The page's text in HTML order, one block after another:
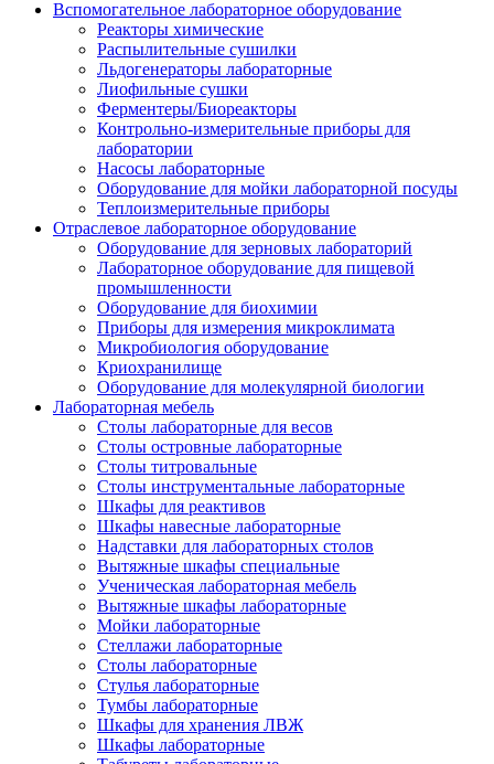
Вспомогательное лабораторное оборудование
Реакторы химические
Распылительные сушилки
Льдогенераторы лабораторные
Лиофильные сушки
Ферментеры/Биореакторы
Контрольно-измерительные приборы для
лаборатории
Насосы лабораторные
Оборудование для мойки лабораторной посуды
Теплоизмерительные приборы
Отраслевое лабораторное оборудование
Оборудование для зерновых лабораторий
Лабораторное оборудование для пищевой
промышленности
Оборудование для биохимии
Приборы для измерения микроклимата
Микробиология оборудование
Криохранилище
Оборудование для молекулярной биологии
Лабораторная мебель
Столы лабораторные для весов
Столы островные лабораторные
Столы титровальные
Столы инструментальные лабораторные
Шкафы для реактивов
Шкафы навесные лабораторные
Надставки для лабораторных столов
Вытяжные шкафы специальные
Ученическая лабораторная мебель
Вытяжные шкафы лабораторные
Мойки лабораторные
Стеллажи лабораторные
Столы лабораторные
Стулья лабораторные
Тумбы лабораторные
Шкафы для хранения ЛВЖ
Шкафы лабораторные